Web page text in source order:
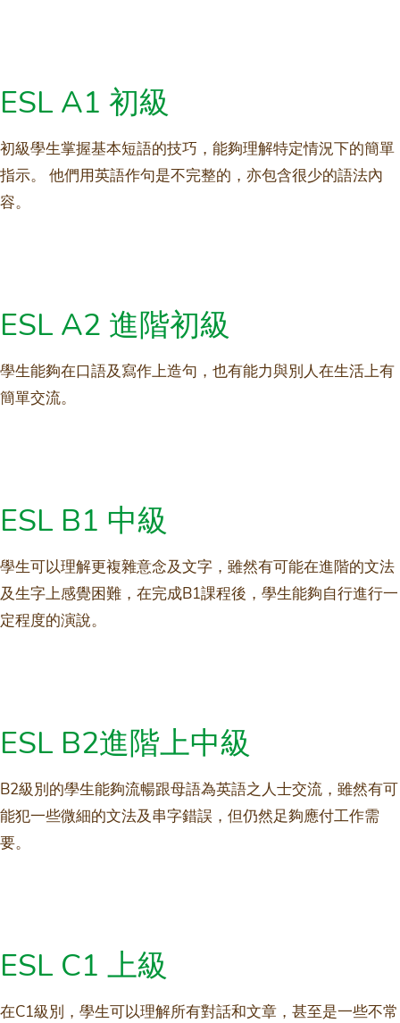
ESL A1 初級
初級學生掌握基本短語的技巧，能夠理解特定情況下的簡單
指示。 他們用英語作句是不完整的，亦包含很少的語法內
容。
ESL A2 進階初級
學生能夠在口語及寫作上造句，也有能力與別人在生活上有
簡單交流。
ESL B1 中級
學生可以理解更複雜意念及文字，雖然有可能在進階的文法
及生字上感覺困難，在完成B1課程後，學生能夠自行進行一
定程度的演說。
ESL B2進階上中級
B2級別的學生能夠流暢跟母語為英語之人士交流，雖然有可
能犯一些微細的文法及串字錯誤，但仍然足夠應付工作需
要。
ESL C1 上級
在C1級別，學生可以理解所有對話和文章，甚至是一些不常